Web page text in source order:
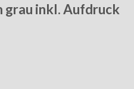
grau inkl. Aufdruck